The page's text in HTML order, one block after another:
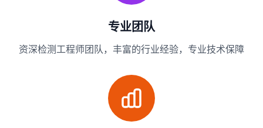
专业团队
资深检测工程师团队，丰富的行业经验，专业技术保障